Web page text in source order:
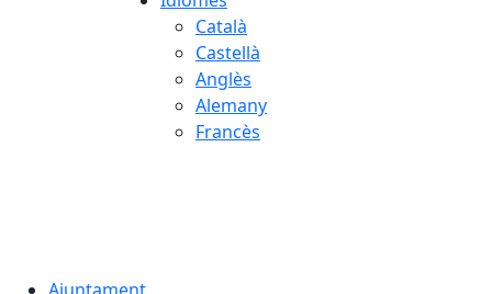
Català
Castellà
Anglès
Alemany
Francès